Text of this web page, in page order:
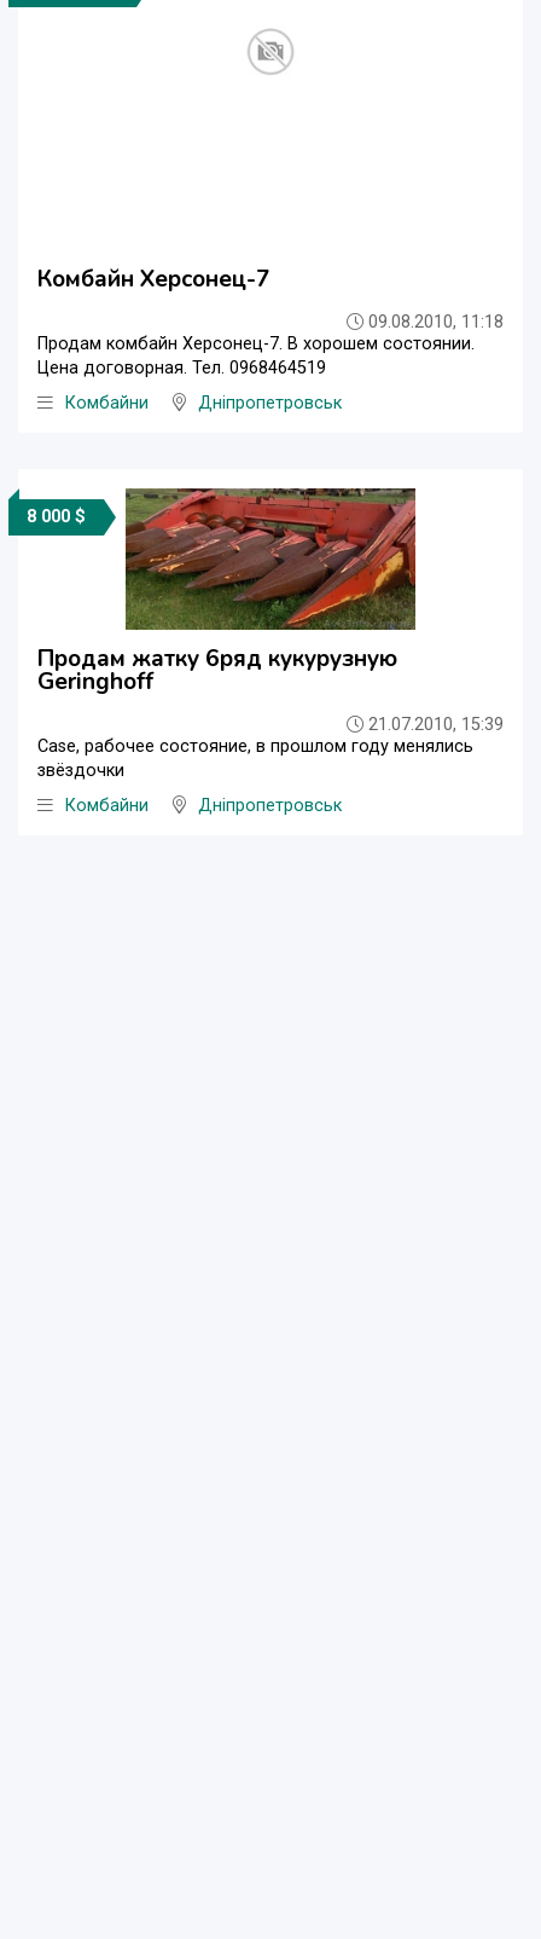
Комбайн Херсонец-7
09.08.2010, 11:18
Продам комбайн Херсонец-7. В хорошем состоянии.
Цена договорная. Тел. 0968464519
Комбайни
Дніпропетровськ
8 000 $
Продам жатку 6ряд кукурузную
Geringhoff
21.07.2010, 15:39
Case, рабочее состояние, в прошлом году менялись
звёздочки
Комбайни
Дніпропетровськ